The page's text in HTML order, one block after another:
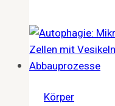
Körper